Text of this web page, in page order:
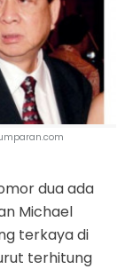
dua ada
Michael
terkaya di
terhitung